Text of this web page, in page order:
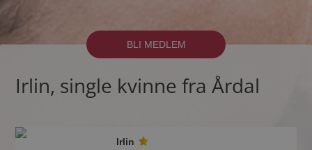
BLI MEDLEM
Irlin, single kvinne fra Årdal
Irlin